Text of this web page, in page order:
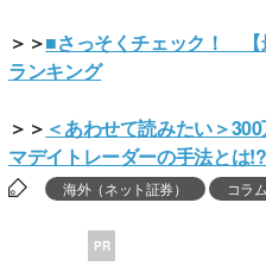
＞＞■さっそくチェック！ 【
ランキング
＞＞ ＜あわせて読みたい＞
マデイトレーダーの手法とは!?
海外（ネット証券） コラ
PR